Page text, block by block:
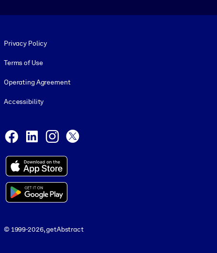
Privacy Policy
Terms of Use
Operating Agreement
Accessibility
Facebook
LinkedInInstagram
© 1999-2026, getAbstract